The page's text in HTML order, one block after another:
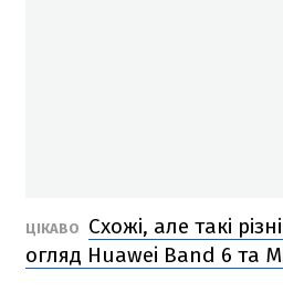
ЦІКАВО
Схожі, але такі
огляд Huawei Band 6 та